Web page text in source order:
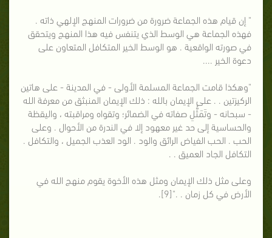
" إن قيام هذه الجماعة ضرورة من ضرورات المنهج الإلهي ذاته .
فهذه الجماعة هي الوسط الذي يتنفس فيه هذا المنهج ويتحقق
في صورته الواقعية . هو الوسط الخير المتكافل المتعاون على
دعوة الخير ....
"وهكذا قامت الجماعة المسلمة الأولى - في المدينة - على هاتين
الركيزتين . . على الإيمان بالله : ذلك الإيمان المنبثق من معرفة الله
- سبحانه - وتَمَثُّلِ صفاته في الضمائر؛ وتقواه ومراقبته ، واليقظة
والحساسية إلى حد غير معهود إلا في الندرة من الأحوال . وعلى
الحب . الحب الفياض الرائق والود . الود العذب الجميل ، والتكافل .
التكافل الجاد العميق . .
وعلى مثل ذلك الإيمان ومثل هذه الأخوة يقوم منهج الله في
الأرض في كل زمان . ."[9].